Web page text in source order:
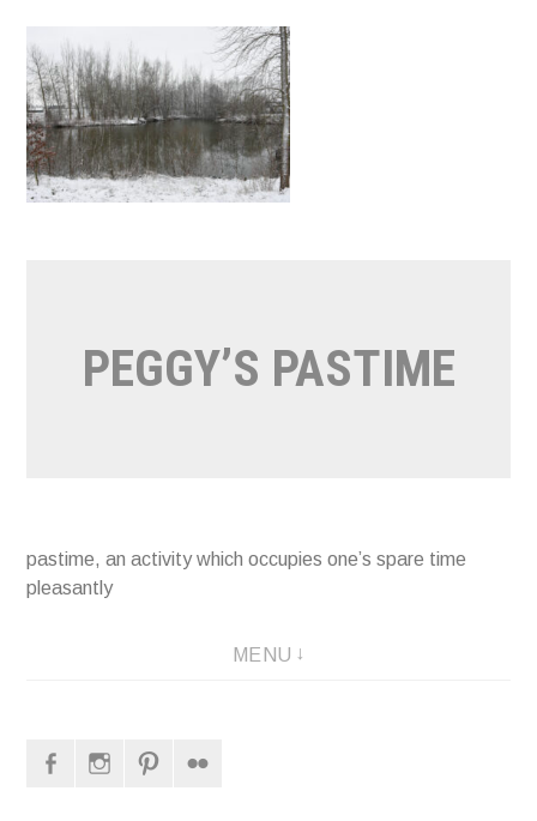
de
inhoud
springen
PEGGY’S PASTIME
pastime, an activity which occupies one’s spare time
pleasantly
MENU
FacebookInstagram